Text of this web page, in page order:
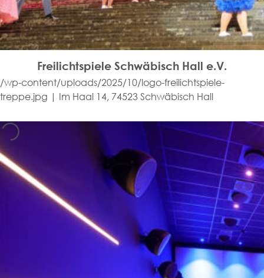
Freilichtspiele Schwäbisch Hall e.V.
/wp-content/uploads/2025/10/logo-freilichtspiele-
treppe.jpg | Im Haal 14, 74523 Schwäbisch Hall